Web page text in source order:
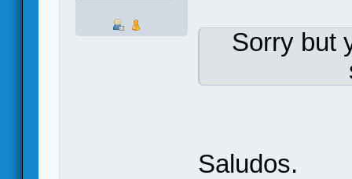
Sorry but
Saludos.